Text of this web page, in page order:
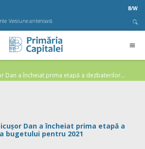
B/W
Versiune anterioară
Dan a încheiat prima etapă a dezbaterilor
2021
Dan a încheiat prima etapă a
bugetului pentru 2021